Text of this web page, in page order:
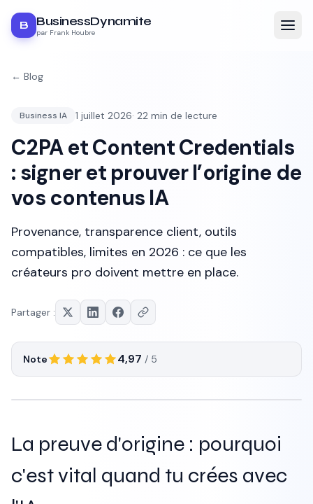
B BusinessDynamite
par Frank Houbre
← Blog
Business IA 1 juillet 2026· 22 min de lecture
C2PA et Content Credentials
: signer et prouver l’origine de
vos contenus IA
Provenance, transparence client, outils
compatibles, limites en 2026 : ce que les
créateurs pro doivent mettre en place.
Partager :
Note 4,97 / 5
La preuve d'origine : pourquoi
c'est vital quand tu crées avec